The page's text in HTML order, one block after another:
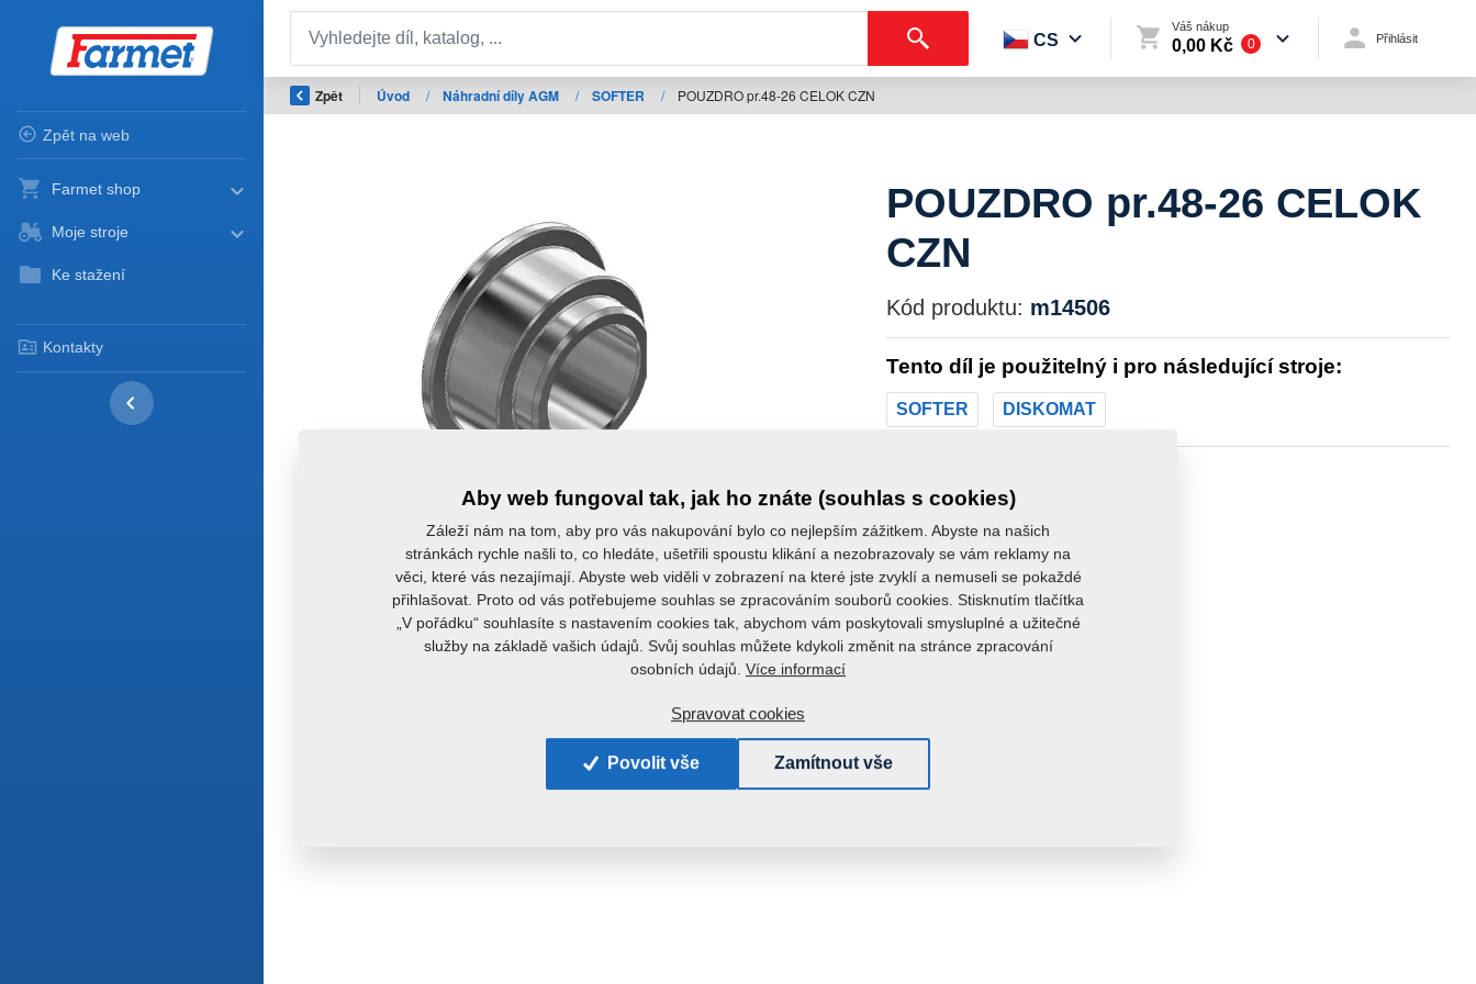
Zpět na web
Farmet shop
Moje stroje
Ke stažení
Kontakty
CS
Váš nákup
0,00 Kč 0 Přihlásit
Zpět Úvod / Náhradní díly AGM / SOFTER / POUZDRO pr.48-26 CELOK CZN
POUZDRO pr.48-26 CELOK
CZN
Kód produktu: m14506
Tento díl je použitelný i pro následující stroje:
SOFTER DISKOMAT
Aby web fungoval tak, jak ho znáte (souhlas s cookies)
Záleží nám na tom, aby pro vás nakupování bylo co nejlepším zážitkem. Abyste na našich
stránkách rychle našli to, co hledáte, ušetřili spoustu klikání a nezobrazovaly se vám reklamy na
věci, které vás nezajímají. Abyste web viděli v zobrazení na které jste zvyklí a nemuseli se pokaždé
přihlašovat. Proto od vás potřebujeme souhlas se zpracováním souborů cookies. Stisknutím tlačítka
„V pořádku“ souhlasíte s nastavením cookies tak, abychom vám poskytovali smysluplné a užitečné
služby na základě vašich údajů. Svůj souhlas můžete kdykoli změnit na stránce zpracování
osobních údajů. Více informací
Spravovat cookies
Povolit vše Zamítnout vše